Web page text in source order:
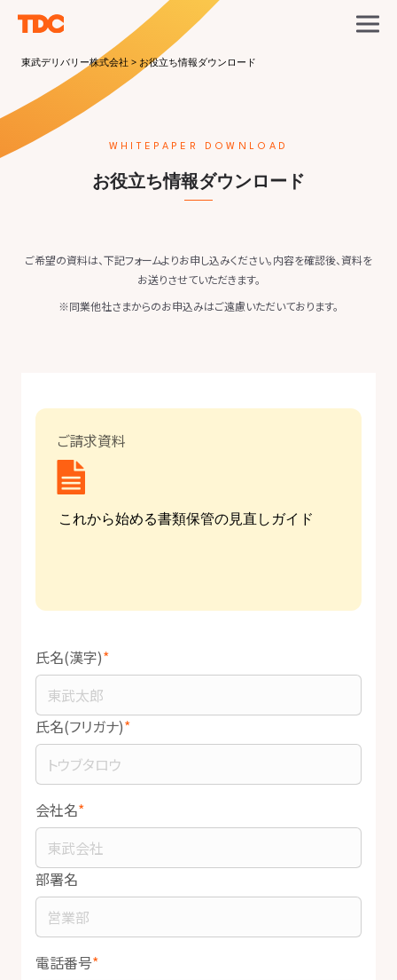
東武デリバリー株式会社 > お役立ち情報ダウンロード
WHITEPAPER DOWNLOAD
お役立ち情報ダウンロード
ご希望の資料は、下記フォームよりお申し込みください。内容を確認後、資料を
お送りさせていただきます。
※同業他社さまからのお申込みはご遠慮いただいております。
ご請求資料
氏名(漢字)
氏名(フリガナ)
会社名
部署名
電話番号